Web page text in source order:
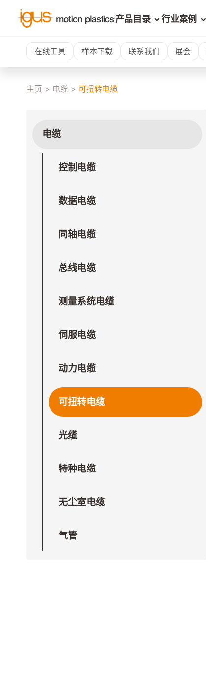
产品目录 行业案例
在线工具 样本下载 联系我们 展会
主页 > 电缆 > 可扭转电缆
电缆
控制电缆
数据电缆
同轴电缆
总线电缆
测量系统电缆
伺服电缆
动力电缆
可扭转电缆
光缆
特种电缆
无尘室电缆
气管